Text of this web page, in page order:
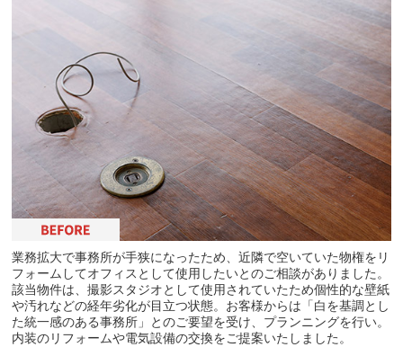
業務拡大で事務所が手狭になったため、近隣で空いていた物権をリ
フォームしてオフィスとして使用したいとのご相談がありました。
該当物件は、撮影スタジオとして使用されていたため個性的な壁紙
や汚れなどの経年劣化が目立つ状態。お客様からは「白を基調とし
た統一感のある事務所」とのご要望を受け、プランニングを行い。
内装のリフォームや電気設備の交換をご提案いたしました。